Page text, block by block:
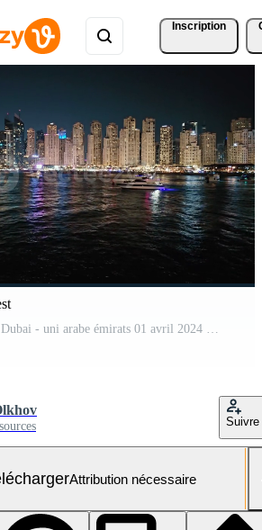
Inscription
Émirats arabes unis, Dubai - uni arabe émirats 01 avril 2024 Dubai Marina paysage nocturne avec voiliers, de Dubaï ville lumières réfléchir sur le l'eau à nuit avec luxe yachts ancré dans le Marina.
Suivre
Attribution nécessaire